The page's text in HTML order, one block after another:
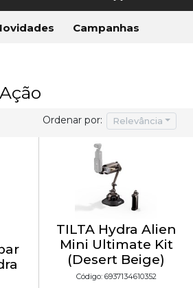
Campanhas
Ordenar por: Relevância
TILTA Hydra Alien
Mini Ultimate Kit
(Desert Beige)
Código: 6937134610352